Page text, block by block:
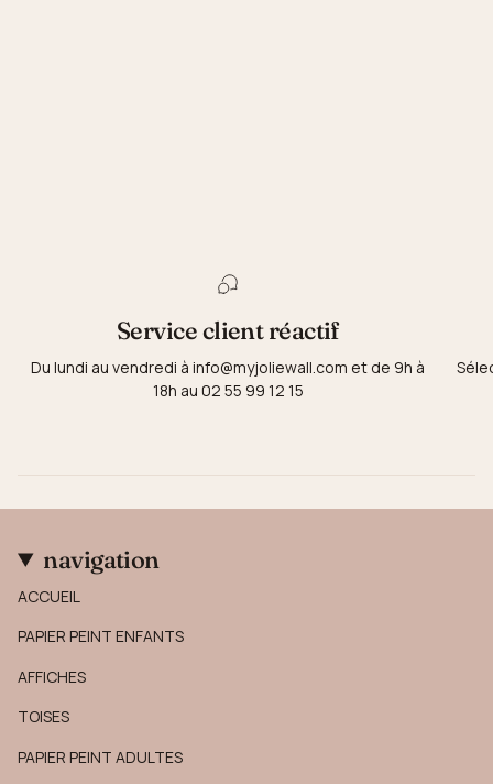
Service client réactif
Du lundi au vendredi à info@myjoliewall.com et de 9h à
18h au 02 55 99 12 15
navigation
ACCUEIL
PAPIER PEINT ENFANTS
AFFICHES
TOISES
PAPIER PEINT ADULTES